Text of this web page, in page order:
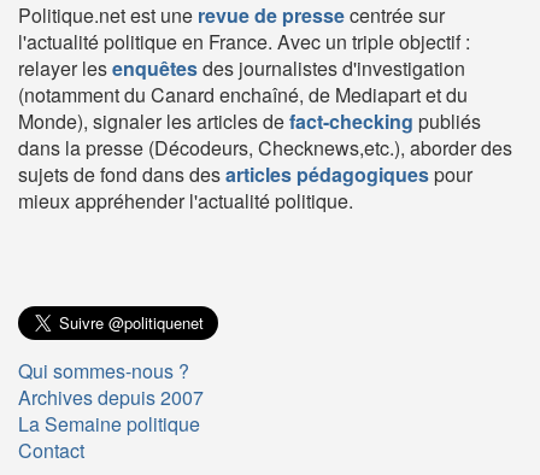
Politique.net est une revue de pressecentrée sur
l'actualité politique en France. Avec un triple objectif :
relayer lesenquêtesdes journalistes d'investigation
(notamment du Canard enchaîné, de Mediapart et du
Monde), signaler les articles defact-checking publiés
dans la presse (Décodeurs, Checknews,etc.), aborder des
sujets de fond dans desarticles pédagogiquespour
mieux appréhender l'actualité politique.
Qui sommes-nous ?
Archives depuis 2007
La Semaine politique
Contact